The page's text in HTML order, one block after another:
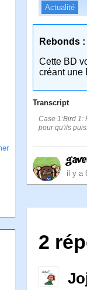
Actualité
Rebonds :
Cette BD
créant une
Transcript
Case 1:Bird 1:
pour qu'ils
il y a
2